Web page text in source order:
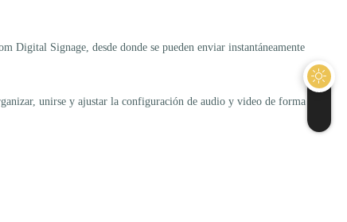
Digital Signage, desde donde se pueden enviar instantáneamente
unirse y ajustar la configuración de audio y video de forma